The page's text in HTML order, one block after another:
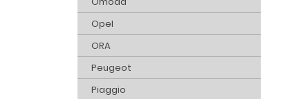
Opel
ORA
Peugeot
Piaggio